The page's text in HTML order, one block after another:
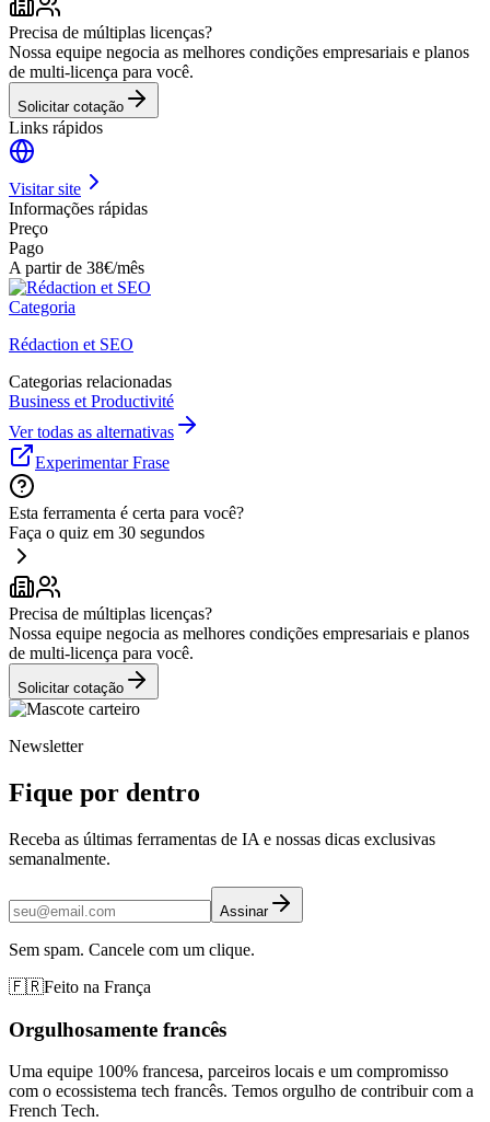
Precisa de múltiplas licenças?
Nossa equipe negocia as melhores condições empresariais e planos
de multi-licença para você.
Solicitar cotação
Links rápidos
Visitar site
Informações rápidas
Preço
Pago
A partir de 38€/mês
Categoria
Rédaction et SEO
Categorias relacionadas
Business et Productivité
Ver todas as alternativas
Experimentar Frase
Esta ferramenta é certa para você?
Faça o quiz em 30 segundos
Precisa de múltiplas licenças?
Nossa equipe negocia as melhores condições empresariais e planos
de multi-licença para você.
Solicitar cotação
Newsletter
Fique por dentro
Receba as últimas ferramentas de IA e nossas dicas exclusivas
semanalmente.
Assinar
Sem spam. Cancele com um clique.
🇫🇷Feito na França
Orgulhosamente francês
Uma equipe 100% francesa, parceiros locais e um compromisso
com o ecossistema tech francês. Temos orgulho de contribuir com a
French Tech.